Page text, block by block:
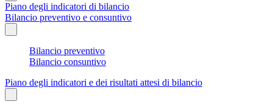
Piano degli indicatori di bilancio
Bilancio preventivo e consuntivo
Bilancio preventivo
Bilancio consuntivo
Piano degli indicatori e dei risultati attesi di bilancio